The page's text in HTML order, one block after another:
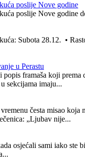
poslije Nove godine
poslije Nove godine
Subota 28.12. •
u Perastu
framaša koji prema
sekcijama imaju...
česta misao koja
„Ljubav nije...
osjećali sami iako ste